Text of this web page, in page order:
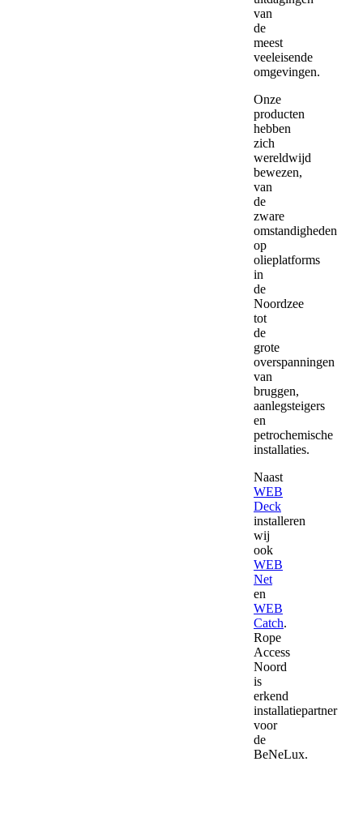
van
de
meest
veeleisende
omgevingen.
Onze
producten
hebben
zich
wereldwijd
bewezen,
van
de
zware
omstandigheden
op
olieplatforms
in
de
Noordzee
tot
de
grote
overspanningen
van
bruggen,
aanlegsteigers
en
petrochemische
installaties.
Naast
WEB
Deck
installeren
wij
ook
WEB
Net
en
WEB
Catch.
Rope
Access
Noord
is
erkend
installatiepartner
voor
de
BeNeLux.